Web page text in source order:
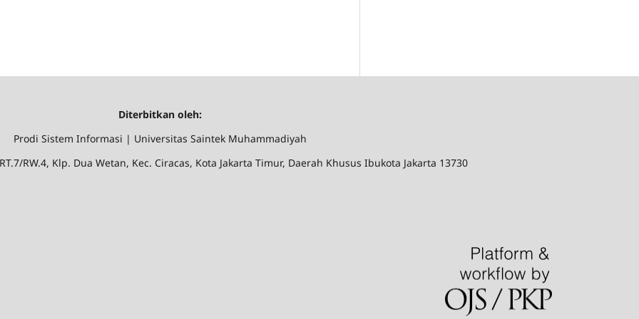
Diterbitkan oleh:
Prodi Sistem Informasi | Universitas Saintek Muhammadiyah
RW.4, Klp. Dua Wetan, Kec. Ciracas, Kota Jakarta Timur, Daerah Khusus Ibukota Jakarta 13730